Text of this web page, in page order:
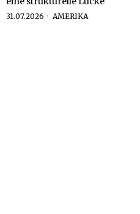
31.07.2026 AMERIKA